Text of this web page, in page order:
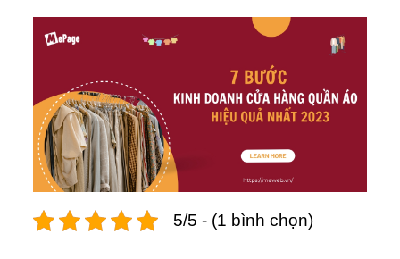
5/5 - (1 bình chọn)